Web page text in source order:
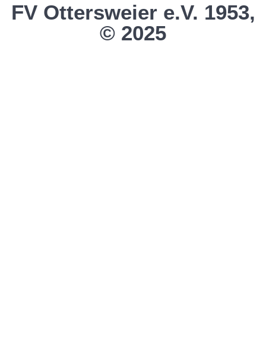
FV Ottersweier e.V. 1953,
© 2025